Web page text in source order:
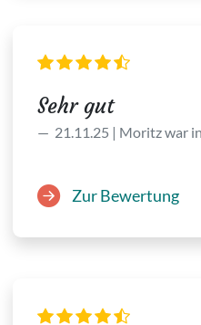
Sehr gut
21.11.25 | Moritz war
Zur Bewertung